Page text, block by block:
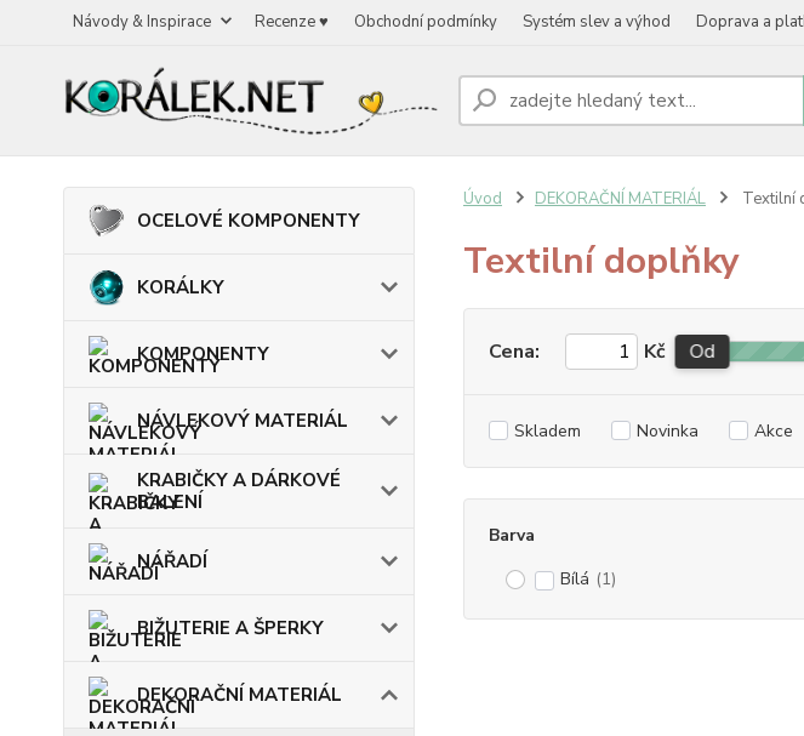
Návody & Inspirace Recenze ♥ Obchodní podmínky Systém slev a výhod Doprava a
OCELOVÉ KOMPONENTY
KORÁLKY
KOMPONENTY
NÁVLEKOVÝ MATERIÁL
KRABIČKY A DÁRKOVÉ
BALENÍ
NÁŘADÍ
BIŽUTERIE A ŠPERKY
DEKORAČNÍ MATERIÁL
Úvod DEKORAČNÍ MATERIÁL Textilní
Textilní doplňky
Cena: Kč Od
Skladem Novinka Akce
Barva
Bílá (1)